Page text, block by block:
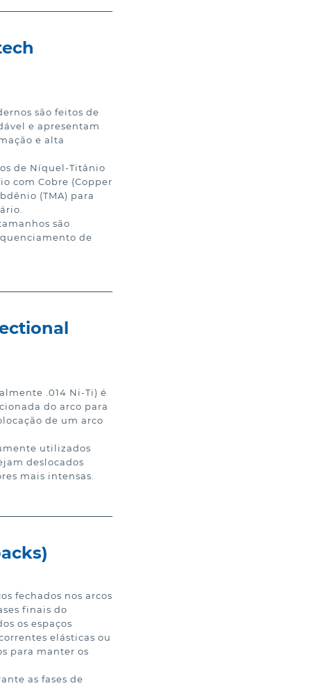
são feitos de
e apresentam
e alta
de Níquel-Titânio
com Cobre (Copper
(TMA) para
são
de
.014 Ni-Ti) é
do arco para
de um arco
utilizados
deslocados
mais intensas.
fechados nos arcos
finais do
os espaços
elásticas ou
para manter os
as fases de